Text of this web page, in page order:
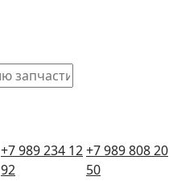
+7 989 234 12
92
+7 989 808 20
50